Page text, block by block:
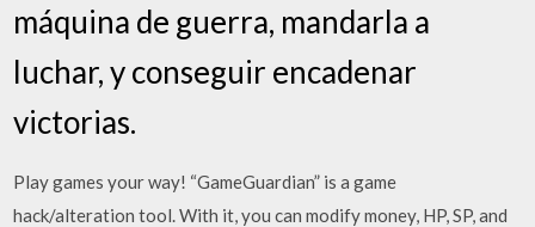
máquina de guerra, mandarla a
luchar, y conseguir encadenar
victorias.
Play games your way! “GameGuardian” is a game
hack/alteration tool. With it, you can modify money, HP, SP, and